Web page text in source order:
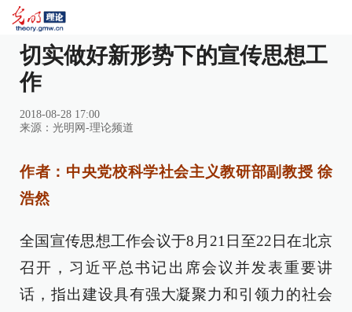
切实做好新形势下的宣传思想工
作
2018-08-28 17:00
来源： 光明网-理论频道
作者：中央党校科学社会主义教研部副教授 徐
浩然
全国宣传思想工作会议于8月21日至22日在北京
召开，习近平总书记出席会议并发表重要讲
话，指出建设具有强大凝聚力和引领力的社会